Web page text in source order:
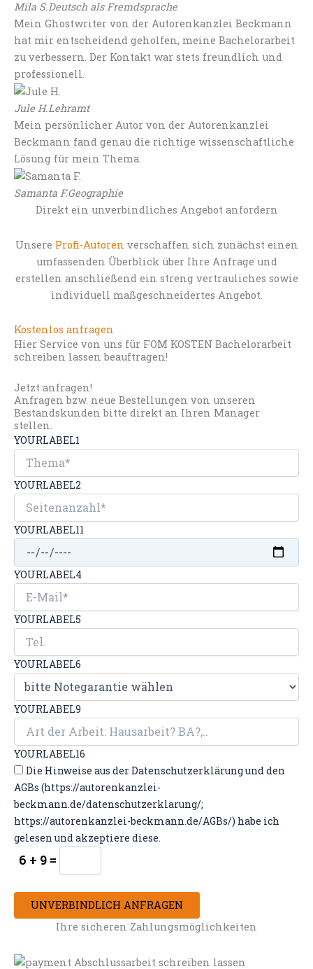
Mila S.Deutsch als Fremdsprache
Mein Ghostwriter von der Autorenkanzlei Beckmann
hat mir entscheidend geholfen, meine Bachelorarbeit
zu verbessern. Der Kontakt war stets freundlich und
professionell.
Jule H.Lehramt
Mein persönlicher Autor von der Autorenkanzlei
Beckmann fand genau die richtige wissenschaftliche
Lösung für mein Thema.
Samanta F.Geographie
Direkt ein unverbindliches Angebot anfordern
Unsere Profi-Autoren verschaffen sich zunächst einen
umfassenden Überblick über Ihre Anfrage und
erstellen anschließend ein streng vertrauliches sowie
individuell maßgeschneidertes Angebot.
Kostenlos anfragen
Hier Service von uns für FOM KOSTEN Bachelorarbeit
schreiben lassen beauftragen!
Jetzt anfragen!
Anfragen bzw. neue Bestellungen von unseren
Bestandskunden bitte direkt an Ihren Manager
stellen.
YOURLABEL1
YOURLABEL2
YOURLABEL11
YOURLABEL4
YOURLABEL5
YOURLABEL6
YOURLABEL9
YOURLABEL16
Die Hinweise aus der Datenschutzerklärung und den
AGBs (https://autorenkanzlei-
beckmann.de/datenschutzerklarung/;
https://autorenkanzlei-beckmann.de/AGBs/) habe ich
gelesen und akzeptiere diese.
6 + 9 =
UNVERBINDLICH ANFRAGEN
Ihre sicheren Zahlungsmöglichkeiten